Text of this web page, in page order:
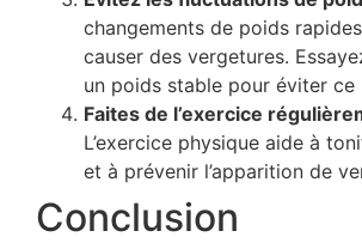
changements de poids
causer des vergetures.
un poids stable pour éviter ce
Faites de l’exercice
L’exercice physique aide à
et à prévenir l’apparition de
Conclusion